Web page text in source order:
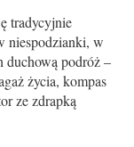
tradycyjnie
niespodzianki, w
duchową podróż –
życia, kompas
ze zdrapką